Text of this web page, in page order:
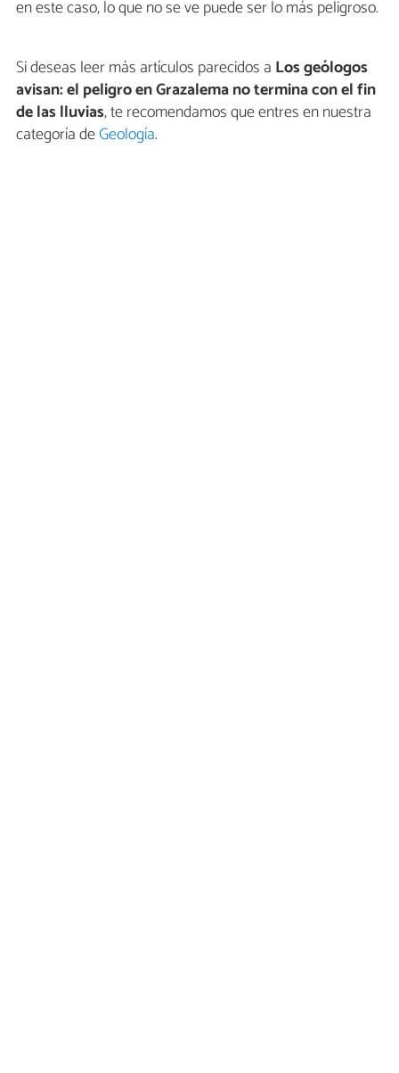
en este caso, lo que no se ve puede ser lo más peligroso.
Si deseas leer más artículos parecidos a Los geólogos
avisan: el peligro en Grazalema no termina con el fin
de las lluvias, te recomendamos que entres en nuestra
categoría deGeología.